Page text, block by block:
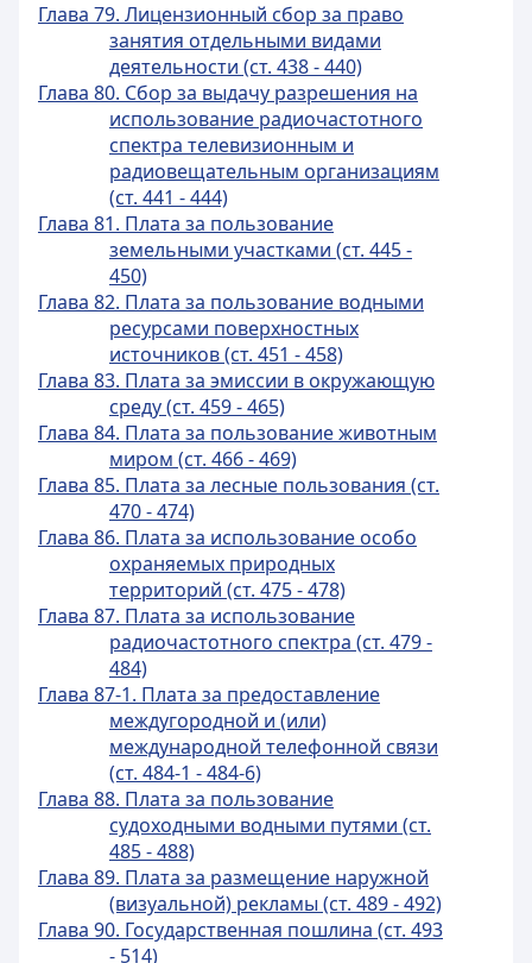
Глава 79. Лицензионный сбор за право
занятия отдельными видами
деятельности (ст. 438 - 440)
Глава 80. Сбор за выдачу разрешения на
использование радиочастотного
спектра телевизионным и
радиовещательным организациям
(ст. 441 - 444)
Глава 81. Плата за пользование
земельными участками (ст. 445 -
450)
Глава 82. Плата за пользование водными
ресурсами поверхностных
источников (ст. 451 - 458)
Глава 83. Плата за эмиссии в окружающую
среду (ст. 459 - 465)
Глава 84. Плата за пользование животным
миром (ст. 466 - 469)
Глава 85. Плата за лесные пользования (ст.
470 - 474)
Глава 86. Плата за использование особо
охраняемых природных
территорий (ст. 475 - 478)
Глава 87. Плата за использование
радиочастотного спектра (ст. 479 -
484)
Глава 87-1. Плата за предоставление
междугородной и (или)
международной телефонной связи
(ст. 484-1 - 484-6)
Глава 88. Плата за пользование
судоходными водными путями (ст.
485 - 488)
Глава 89. Плата за размещение наружной
(визуальной) рекламы (ст. 489 - 492)
Глава 90. Государственная пошлина (ст. 493
- 514)